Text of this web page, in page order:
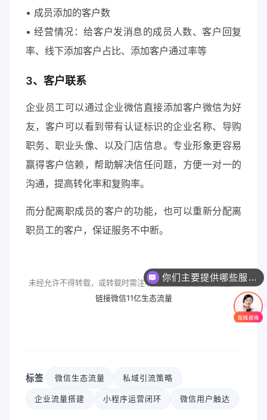
• 成员添加的客户数
• 经营情况：给客户发消息的成员人数、客户回复
率、线下添加客户占比、添加客户通过率等
3、客户联系
企业员工可以通过企业微信直接添加客户微信为好
友，客户可以看到带有认证标识的企业名称、导购
职务、职业头像、以及门店信息。专业形象更容易
赢得客户信赖，帮助解决信任问题，方便一对一的
沟通，提高转化率和复购率。
而分配离职成员的客户的功能，也可以重新分配离
职员工的客户，保证服务不中断。
未经允许不得转载，或转载时需注明出处：茄番番 »帮助企业
链接微信11亿生态流量
标签 微信生态流量 私域引流策略
企业流量搭建 小程序运营闭环 微信用户触达
你们主要提供哪些服务？可以根据需求定制吗？